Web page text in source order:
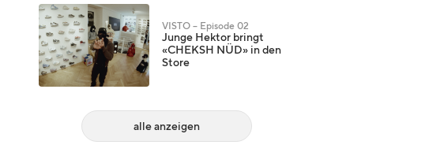
VISTO – Episode 02
Junge Hektor bringt
«CHEKSH NÜD» in den
Store
alle anzeigen